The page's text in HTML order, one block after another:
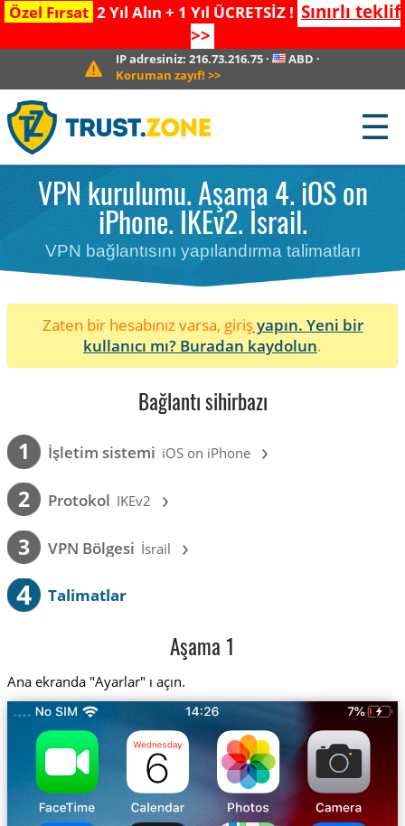
Özel Fırsat 2 Yıl Alın + 1 Yıl ÜCRETSİZ ! Sınırlı teklif
>>
IP adresiniz: 216.73.216.75· ABD ·
Koruman zayıf! >>
☰
VPN kurulumu. Aşama 4. iOS on
iPhone. IKEv2. İsrail.
VPN bağlantısını yapılandırma talimatları
Zaten bir hesabınız varsa, girişyapın. Yeni bir
kullanıcı mı? Buradan kaydolun.
Bağlantı sihirbazı
1 İşletim sistemi iOS on iPhone ›
2 Protokol IKEv2 ›
3 VPN Bölgesi İsrail ›
4 Talimatlar
Aşama 1
Ana ekranda "Ayarlar" ı açın.